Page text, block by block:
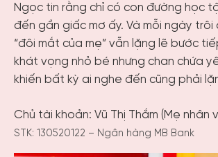
Ngọc tin rằng chỉ có con đường học
đến gần giấc mơ ấy. Và mỗi ngày trôi
“đôi mắt của mẹ” vẫn lặng lẽ bước
khát vọng nhỏ bé nhưng chan chứa
khiến bất kỳ ai nghe đến cũng phải
Chủ tài khoản: Vũ Thị Thắm (Mẹ nhân
STK: 130520122 – Ngân hàng MB Bank